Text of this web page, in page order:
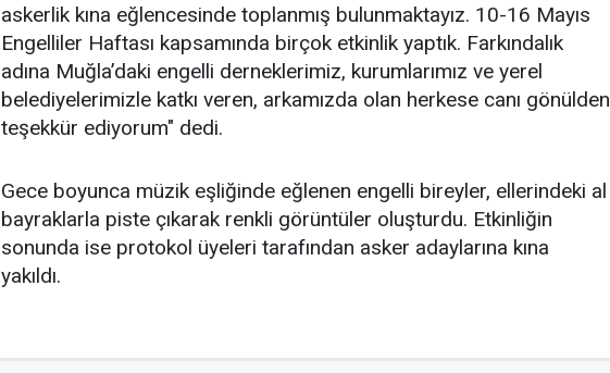
askerlik kına eğlencesinde toplanmış bulunmaktayız. 10-16 Mayıs
Engelliler Haftası kapsamında birçok etkinlik yaptık. Farkındalık
adına Muğla’daki engelli derneklerimiz, kurumlarımız ve yerel
belediyelerimizle katkı veren, arkamızda olan herkese canı gönülden
teşekkür ediyorum" dedi.
Gece boyunca müzik eşliğinde eğlenen engelli bireyler, ellerindeki al
bayraklarla piste çıkarak renkli görüntüler oluşturdu. Etkinliğin
sonunda ise protokol üyeleri tarafından asker adaylarına kına
yakıldı.